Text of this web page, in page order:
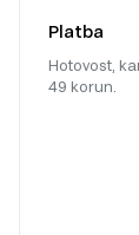
Platba
Hotovost,
49 korun.